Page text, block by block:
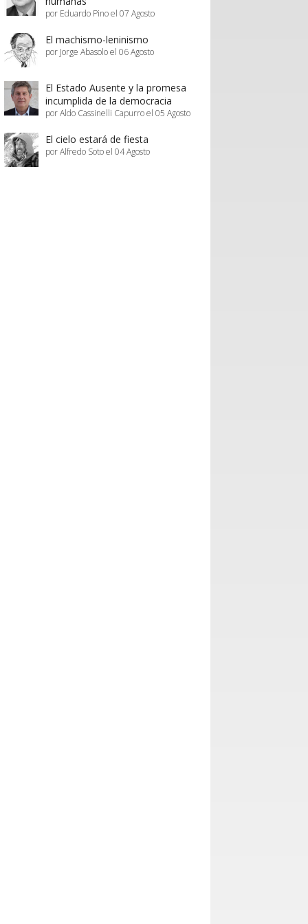
por Eduardo Pino el 07 Agosto
El machismo-leninismo
por Jorge Abasolo el 06 Agosto
El Estado Ausente y la promesa
incumplida de la democracia
por Aldo Cassinelli Capurro el 05 Agosto
El cielo estará de fiesta
por Alfredo Soto el 04 Agosto